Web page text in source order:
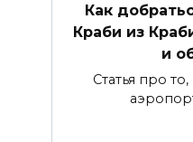
Как
Краби из
и
Статья про